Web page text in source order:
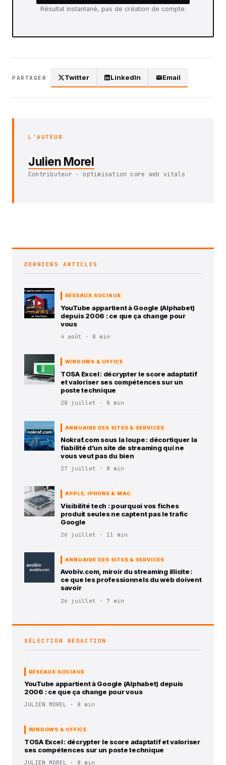
Résultat instantané, pas de création de compte.
PARTAGER Twitter LinkedIn Email
L'AUTEUR
Julien Morel
Contributeur · optimisation core web vitals
DERNIERS ARTICLES
RÉSEAUX SOCIAUX
YouTube appartient à Google (Alphabet)
depuis 2006 : ce que ça change pour
vous
4 août · 8 min
WINDOWS & OFFICE
TOSA Excel : décrypter le score adaptatif
et valoriser ses compétences sur un
poste technique
28 juillet · 8 min
ANNUAIRE DES SITES & SERVICES
Nokraf.com sous la loupe : décortiquer la
fiabilité d’un site de streaming qui ne
vous veut pas du bien
27 juillet · 8 min
APPLE, IPHONE & MAC
Visibilité tech : pourquoi vos fiches
produit seules ne captent pas le trafic
Google
26 juillet · 11 min
ANNUAIRE DES SITES & SERVICES
Avobiv.com, miroir du streaming illicite :
ce que les professionnels du web doivent
savoir
26 juillet · 7 min
SÉLECTION RÉDACTION
RÉSEAUX SOCIAUX
YouTube appartient à Google (Alphabet) depuis
2006 : ce que ça change pour vous
JULIEN MOREL · 8 min
WINDOWS & OFFICE
TOSA Excel : décrypter le score adaptatif et valoriser
ses compétences sur un poste technique
JULIEN MOREL · 8 min